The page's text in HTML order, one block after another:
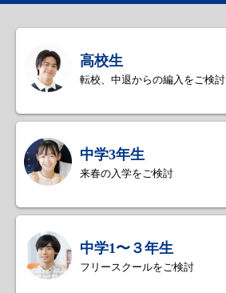
高校生
転校、中退からの編入をご検討
中学3年生
来春の入学をご検討
中学1〜３年生
フリースクールをご検討